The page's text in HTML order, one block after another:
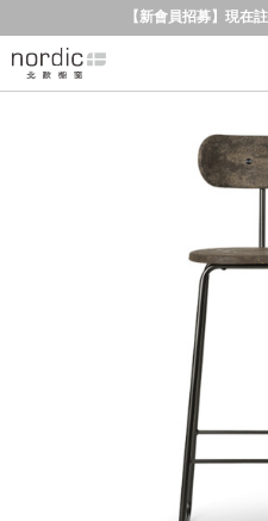
【新會員招募】現在